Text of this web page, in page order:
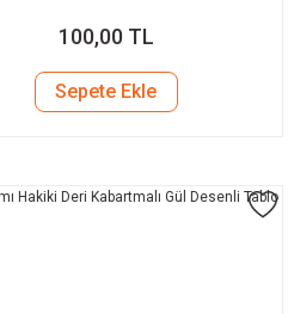
100,00 TL
Sepete Ekle